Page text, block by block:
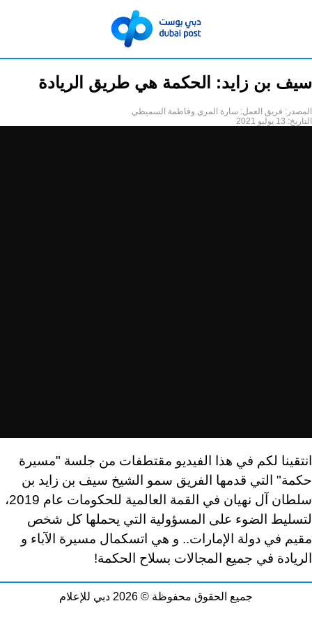
سيف بن زايد: الحكمة هي طريق الريادة
المصدر: فريق العمل: سارة المري وفاطمة السميطي
التاريخ: 13 يوليو 2021
انتقينا لكم في هذا الفيديو مقتطفات من جلسة "مسيرة
حكمة" التي قدمها
الفريق سمو الشيخ سيف بن زايد بن
سلطان آل نهيان
في القمة العالمية للحكومات عام 2019،
لتسليط الضوء على المسؤولية التي يحملها كل شخص
مقيم في دولة الإمارات.. و هي اتسكمال مسيرة الآباء و
الريادة في جميع المجالات بسلاح الحكمة!
جميع الحقوق محفوظة © 2026 دبي للإعلام